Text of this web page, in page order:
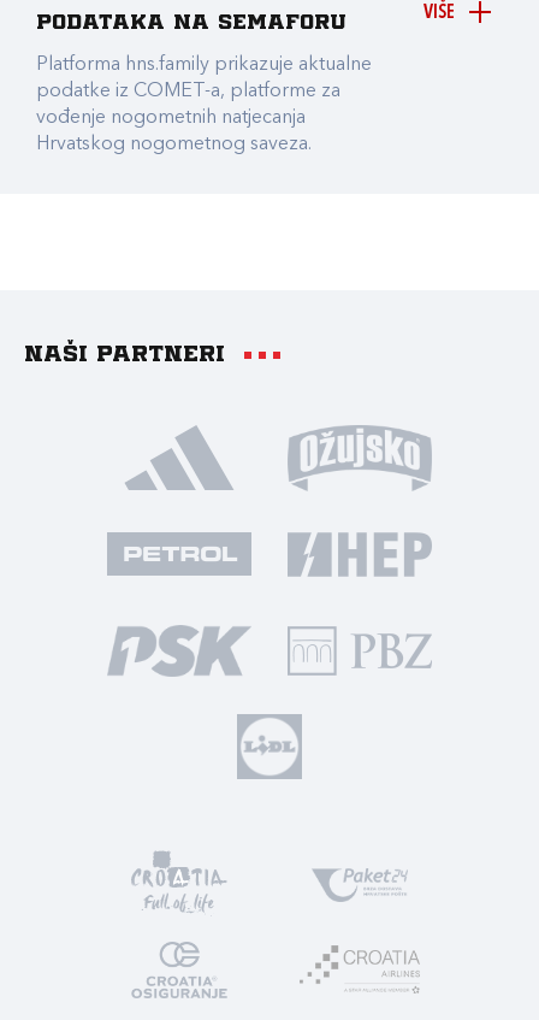
VIŠE
podataka na Semaforu
Platforma hns.family prikazuje aktualne
podatke iz COMET-a, platforme za
vođenje nogometnih natjecanja
Hrvatskog nogometnog saveza.
Naši partneri